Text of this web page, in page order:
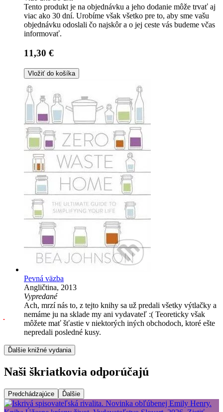
Tento produkt je na objednávku a jeho dodanie môže trvať aj
viac ako 30 dní. Urobíme však všetko pre to, aby sme vašu
objednávku odoslali čo najskôr a o jej ceste vás budeme včas
informovať.
11,30 €
Vložiť do košíka
Pevná väzba
Angličtina, 2013
Vypredané
Ach, mrzí nás to, z tejto knihy sa už predali všetky výtlačky a
nemáme ju na sklade my ani vydavateľ :( Teoreticky však
môžete mať šťastie v niektorých iných obchodoch, ktoré ešte
nepredali posledné kusy.
Ďalšie knižné vydania
Naši škriatkovia odporúčajú
Predchádzajúce Ďalšie